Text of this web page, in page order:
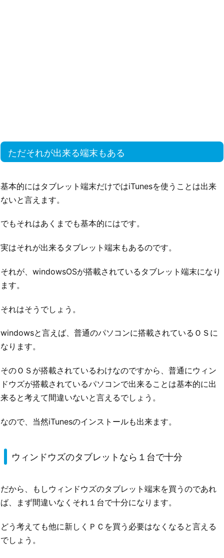
ただそれが出来る端末もある
基本的にはタブレット端末だけではiTunesを使うことは出来
ないと言えます。
でもそれはあくまでも基本的にはです。
実はそれが出来るタブレット端末もあるのです。
それが、windowsOSが搭載されているタブレット端末になり
ます。
それはそうでしょう。
windowsと言えば、普通のパソコンに搭載されているＯＳに
なります。
そのＯＳが搭載されているわけなのですから、普通にウィン
ドウズが搭載されているパソコンで出来ることは基本的に出
来ると考えて間違いないと言えるでしょう。
なので、当然iTunesのインストールも出来ます。
ウィンドウズのタブレットなら１台で十分
だから、もしウィンドウズのタブレット端末を買うのであれ
ば、まず間違いなくそれ１台で十分になります。
どう考えても他に新しくＰＣを買う必要はなくなると言える
でしょう。